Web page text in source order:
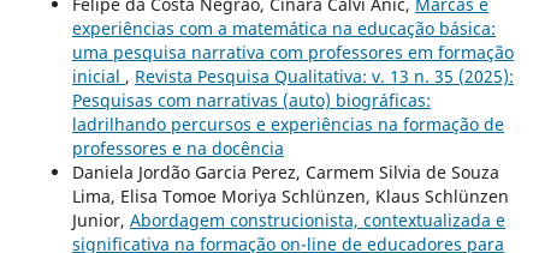
experiências com a matemática na educação básica:
uma pesquisa narrativa com professores em formação
inicial , Revista Pesquisa Qualitativa: v. 13 n. 35 (2025):
Pesquisas com narrativas (auto) biográficas:
ladrilhando percursos e experiências na formação de
professores e na docência
Daniela Jordão Garcia Perez, Carmem Silvia de Souza
Lima, Elisa Tomoe Moriya Schlünzen, Klaus Schlünzen
Junior, Abordagem construcionista, contextualizada e
significativa na formação on-line de educadores para